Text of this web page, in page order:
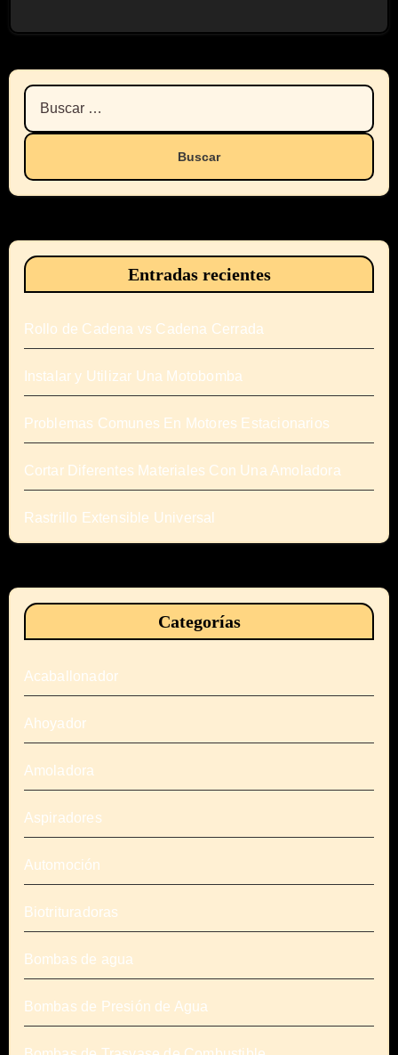
Buscar:
Entradas recientes
Rollo de Cadena vs Cadena Cerrada
Instalar y Utilizar Una Motobomba
Problemas Comunes En Motores Estacionarios
Cortar Diferentes Materiales Con Una Amoladora
Rastrillo Extensible Universal
Categorías
Acaballonador
Ahoyador
Amoladora
Aspiradores
Automoción
Biotrituradoras
Bombas de agua
Bombas de Presión de Agua